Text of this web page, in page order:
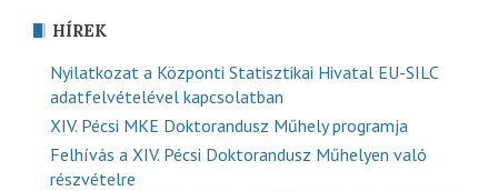
HÍREK
Nyilatkozat a Központi Statisztikai Hivatal EU-SILC
adatfelvételével kapcsolatban
XIV. Pécsi MKE Doktorandusz Műhely programja
Felhívás a XIV. Pécsi Doktorandusz Műhelyen való
részvételre